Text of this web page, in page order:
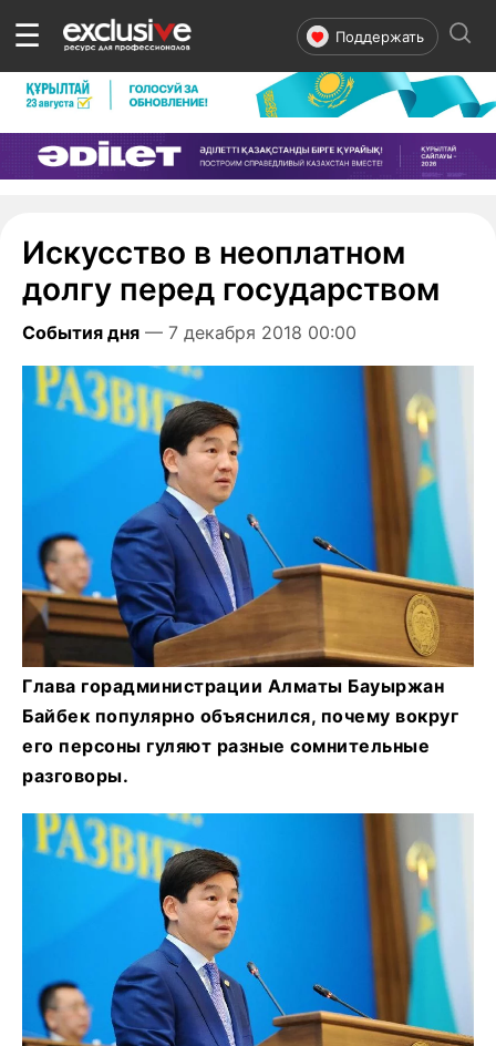
☰ Поддержать
Искусство в неоплатном
долгу перед государством
События дня — 7 декабря 2018 00:00
Глава горадминистрации Алматы Бауыржан
Байбек популярно объяснился, почему вокруг
его персоны гуляют разные сомнительные
разговоры.